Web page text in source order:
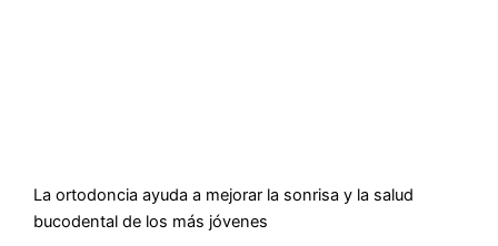
La ortodoncia ayuda a mejorar la sonrisa y la salud
bucodental de los más jóvenes